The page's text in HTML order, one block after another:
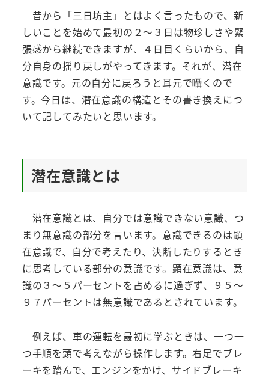
昔から「三日坊主」とはよく言ったもので、新
しいことを始めて最初の２～３日は物珍しさや緊
張感から継続できますが、４日目くらいから、自
分自身の揺り戻しがやってきます。それが、潜在
意識です。元の自分に戻ろうと耳元で囁くので
す。今日は、潜在意識の構造とその書き換えにつ
いて記してみたいと思います。
潜在意識とは
潜在意識とは、自分では意識できない意識、つ
まり無意識の部分を言います。意識できるのは顕
在意識で、自分で考えたり、決断したりするとき
に思考している部分の意識です。顕在意識は、意
識の３～５パーセントを占めるに過ぎず、９５～
９７パーセントは無意識であるとされています。
例えば、車の運転を最初に学ぶときは、一つ一
つ手順を頭で考えながら操作します。右足でブレ
ーキを踏んで、エンジンをかけ、サイドブレーキ